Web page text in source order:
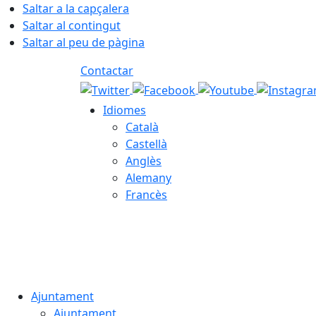
Saltar a la capçalera
Saltar al contingut
Saltar al peu de pàgina
Contactar
Idiomes
Català
Castellà
Anglès
Alemany
Francès
Ajuntament